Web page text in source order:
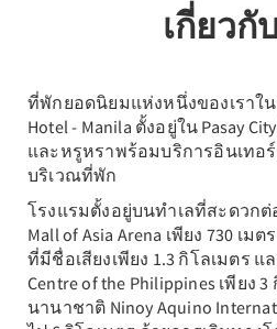
เกี่ยวกั
ที่พักยอดนิยมแห่งหนึ่งของเราใน
Hotel - Manila ตั้งอยู่ใน Pasay
และหรูหราพร้อมบริการอินเทอร์
บริเวณที่พัก
โรงแรมตั้งอยู่บนทำเลที่สะดวกต่
Mall of Asia Arena เพียง 730 เม
ที่มีชื่อเสียงเพียง 1.3 กิโลเมตร แ
Centre of the Philippines เพียง
นานาชาติ Ninoy Aquino